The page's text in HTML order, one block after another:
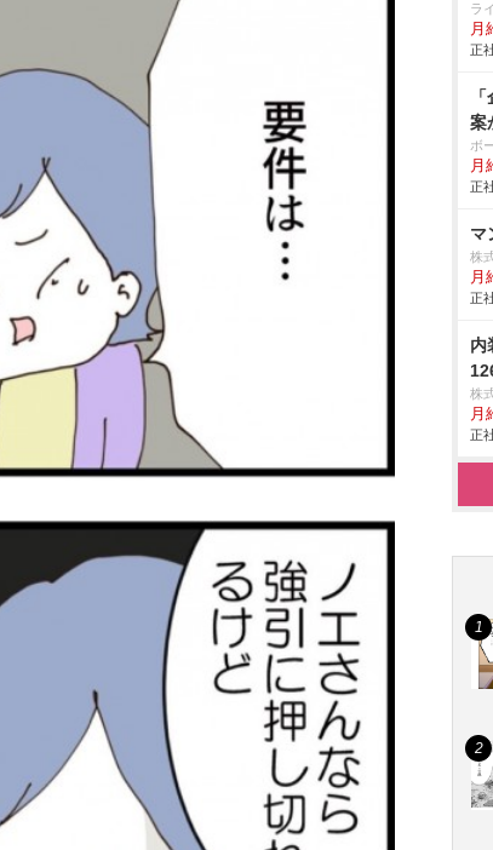
ラ
月
正
案
ボ
月
正
マ
株
月
正
内
株
月
正